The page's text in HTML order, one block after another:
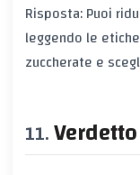
Risposta: Puoi
leggendo le
zuccherate e